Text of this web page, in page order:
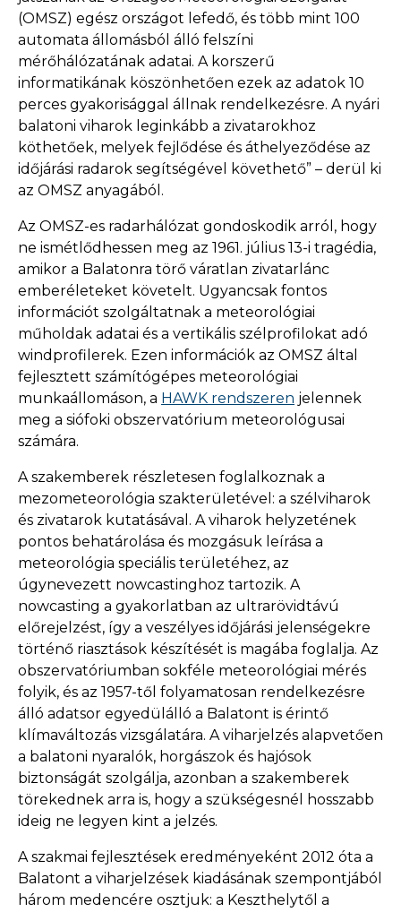
(OMSZ) egész országot lefedő, és több mint 100
automata állomásból álló felszíni
mérőhálózatának adatai. A korszerű
informatikának köszönhetően ezek az adatok 10
perces gyakorisággal állnak rendelkezésre. A nyári
balatoni viharok leginkább a zivatarokhoz
köthetőek, melyek fejlődése és áthelyeződése az
időjárási radarok segítségével követhető” – derül ki
az OMSZ anyagából.
Az OMSZ-es radarhálózat gondoskodik arról, hogy
ne ismétlődhessen meg az 1961. július 13-i tragédia,
amikor a Balatonra törő váratlan zivatarlánc
emberéleteket követelt. Ugyancsak fontos
információt szolgáltatnak a meteorológiai
műholdak adatai és a vertikális szélprofilokat adó
windprofilerek. Ezen információk az OMSZ által
fejlesztett számítógépes meteorológiai
munkaállomáson, a HAWK rendszeren jelennek
meg a siófoki obszervatórium meteorológusai
számára.
A szakemberek részletesen foglalkoznak a
mezometeorológia szakterületével: a szélviharok
és zivatarok kutatásával. A viharok helyzetének
pontos behatárolása és mozgásuk leírása a
meteorológia speciális területéhez, az
úgynevezett nowcastinghoz tartozik. A
nowcasting a gyakorlatban az ultrarövidtávú
előrejelzést, így a veszélyes időjárási jelenségekre
történő riasztások készítését is magába foglalja. Az
obszervatóriumban sokféle meteorológiai mérés
folyik, és az 1957-től folyamatosan rendelkezésre
álló adatsor egyedülálló a Balatont is érintő
klímaváltozás vizsgálatára. A viharjelzés alapvetően
a balatoni nyaralók, horgászok és hajósok
biztonságát szolgálja, azonban a szakemberek
törekednek arra is, hogy a szükségesnél hosszabb
ideig ne legyen kint a jelzés.
A szakmai fejlesztések eredményeként 2012 óta a
Balatont a viharjelzések kiadásának szempontjából
három medencére osztjuk: a Keszthelytől a